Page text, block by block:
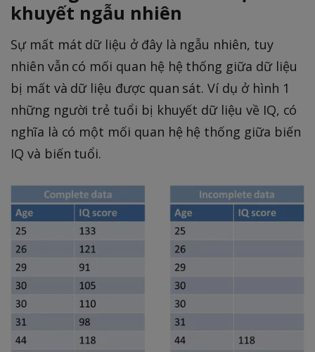
khuyết ngẫu nhiên
Sự mất mát dữ liệu ở đây là ngẫu nhiên, tuy
nhiên vẫn có mối quan hệ hệ thống giữa dữ liệu
bị mất và dữ liệu được quan sát. Ví dụ ở hình 1
những người trẻ tuổi bị khuyết dữ liệu về IQ, có
nghĩa là có một mối quan hệ hệ thống giữa biến
IQ và biến tuổi.